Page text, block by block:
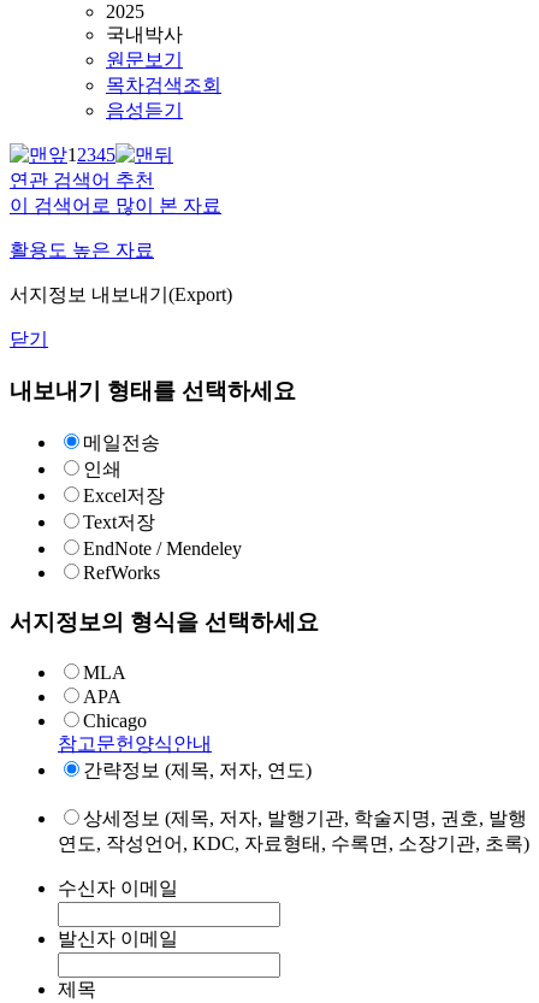
2025
국내박사
원문보기
목차검색조회
음성듣기
12345
연관 검색어 추천
이 검색어로 많이 본 자료
활용도 높은 자료
서지정보 내보내기(Export)
닫기
내보내기 형태를 선택하세요
메일전송
인쇄
Excel저장
Text저장
EndNote / Mendeley
RefWorks
서지정보의 형식을 선택하세요
MLA
APA
Chicago
참고문헌양식안내
간략정보 (제목, 저자, 연도)
상세정보 (제목, 저자, 발행기관, 학술지명, 권호, 발행
연도, 작성언어, KDC, 자료형태, 수록면, 소장기관, 초록)
수신자 이메일
발신자 이메일
제목